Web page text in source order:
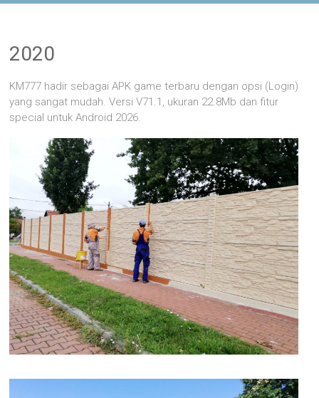
2020
KM777 hadir sebagai APK game terbaru dengan opsi (Login)
yang sangat mudah. Versi V71.1, ukuran 22.8Mb dan fitur
special untuk Android 2026.